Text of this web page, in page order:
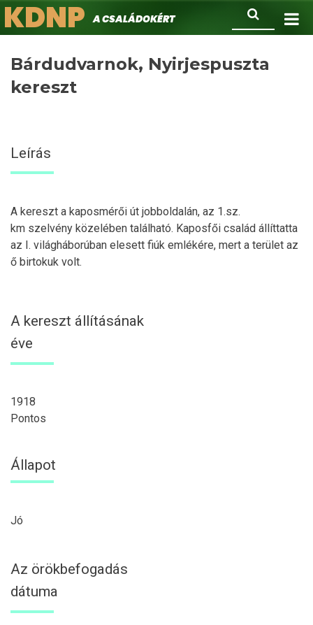
Ugrás
a
Keresés
KDNPA családokért.
Bárdudvarnok, Nyirjespuszta
kereszt
Leírás
A kereszt a kaposmérői út jobboldalán, az 1.sz.
km szelvény közelében található. Kaposfői család állíttatta
az I. világháborúban elesett fiúk emlékére, mert a terület az
ő birtokuk volt.
A kereszt állításának
éve
1918
Pontos
Állapot
Jó
Az örökbefogadás
dátuma